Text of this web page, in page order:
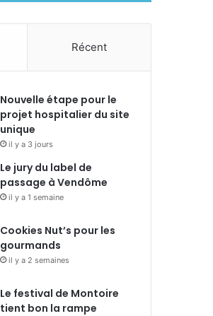
Récent
Nouvelle étape pour le
projet hospitalier du site
unique
il y a 3 jours
Le jury du label de
passage à Vendôme
il y a 1 semaine
Cookies Nut’s pour les
gourmands
il y a 2 semaines
Le festival de Montoire
tient bon la rampe